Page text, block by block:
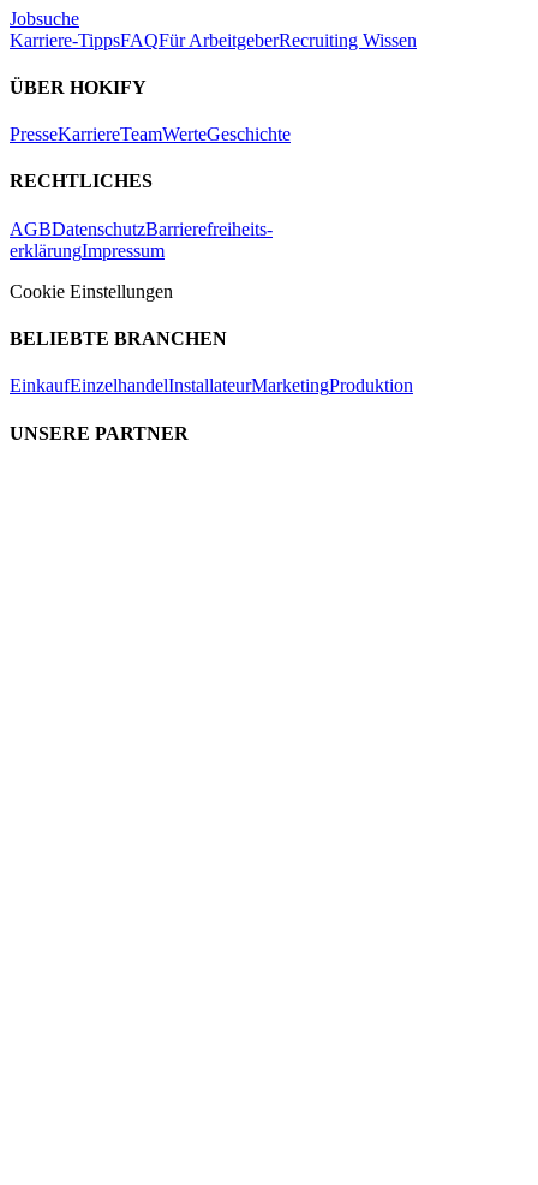
Jobsuche
Karriere-TippsFAQFür ArbeitgeberRecruiting Wissen
ÜBER HOKIFY
PresseKarriereTeamWerteGeschichte
RECHTLICHES
AGBDatenschutzBarrierefreiheits-
erklärungImpressum
Cookie Einstellungen
BELIEBTE BRANCHEN
EinkaufEinzelhandelInstallateurMarketingProduktion
UNSERE PARTNER